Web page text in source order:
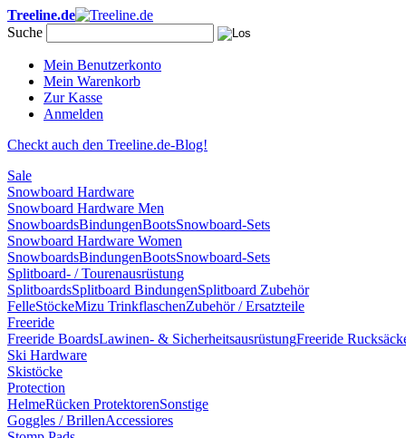
Treeline.de
Suche
Mein Benutzerkonto
Mein Warenkorb
Zur Kasse
Anmelden
Checkt auch den Treeline.de-Blog!
Sale
Snowboard Hardware
Snowboard Hardware Men
SnowboardsBindungenBootsSnowboard-Sets
Snowboard Hardware Women
SnowboardsBindungenBootsSnowboard-Sets
Splitboard- / Tourenausrüstung
SplitboardsSplitboard BindungenSplitboard Zubehör
FelleStöckeMizu TrinkflaschenZubehör / Ersatzteile
Freeride
Freeride BoardsLawinen- & SicherheitsausrüstungFreeride
Ski Hardware
Skistöcke
Protection
HelmeRücken ProtektorenSonstige
Goggles / BrillenAccessiores